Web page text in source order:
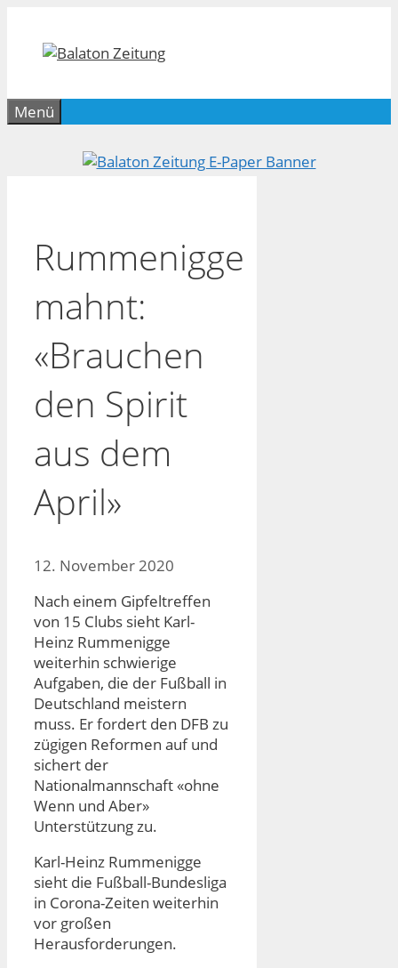
springen
Menü
Rummenigge
mahnt:
«Brauchen
den Spirit
aus dem
April»
12. November 2020
Nach einem Gipfeltreffen
von 15 Clubs sieht Karl-
Heinz Rummenigge
weiterhin schwierige
Aufgaben, die der Fußball in
Deutschland meistern
muss. Er fordert den DFB zu
zügigen Reformen auf und
sichert der
Nationalmannschaft «ohne
Wenn und Aber»
Unterstützung zu.
Karl-Heinz Rummenigge
sieht die Fußball-Bundesliga
in Corona-Zeiten weiterhin
vor großen
Herausforderungen.